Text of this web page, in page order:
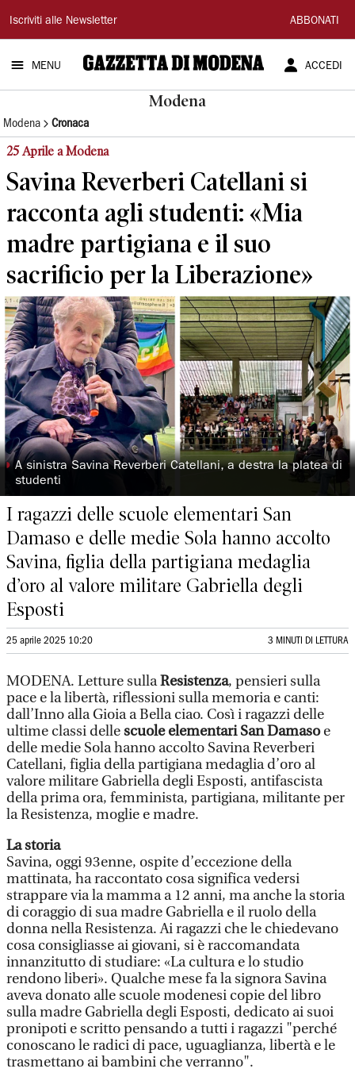
Gazzetta
di
Modena
Iscriviti alle Newsletter ABBONATI
MENU ACCEDI
Modena
Modena Cronaca
25 Aprile a Modena
Savina Reverberi Catellani si
racconta agli studenti: «Mia
madre partigiana e il suo
sacrificio per la Liberazione»
◗A sinistra Savina Reverberi Catellani, a destra la platea di
studenti
I ragazzi delle scuole elementari San
Damaso e delle medie Sola hanno accolto
Savina, figlia della partigiana medaglia
d’oro al valore militare Gabriella degli
Esposti
25 aprile 2025 10:20 3 MINUTI DI LETTURA
MODENA. Letture sullaResistenza, pensieri sulla
pace e la libertà, riflessioni sulla memoria e canti:
dall’Inno alla Gioia a Bella ciao. Così i ragazzi delle
ultime classi dellescuole elementari San Damasoe
delle medie Sola hanno accolto Savina Reverberi
Catellani, figlia della partigiana medaglia d’oro al
valore militare Gabriella degli Esposti, antifascista
della prima ora, femminista, partigiana, militante per
la Resistenza, moglie e madre.
La storia
Savina, oggi 93enne, ospite d’eccezione della
mattinata, ha raccontato cosa significa vedersi
strappare via la mamma a 12 anni, ma anche la storia
di coraggio di sua madre Gabriella e il ruolo della
donna nella Resistenza. Ai ragazzi che le chiedevano
cosa consigliasse ai giovani, si è raccomandata
innanzitutto di studiare: «La cultura e lo studio
rendono liberi». Qualche mese fa la signora Savina
aveva donato alle scuole modenesi copie del libro
sulla madre Gabriella degli Esposti, dedicato ai suoi
pronipoti e scritto pensando a tutti i ragazzi "perché
conoscano le radici di pace, uguaglianza, libertà e le
trasmettano ai bambini che verranno".